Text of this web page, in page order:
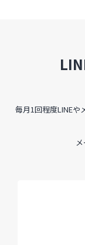
毎月1回程度LINEや